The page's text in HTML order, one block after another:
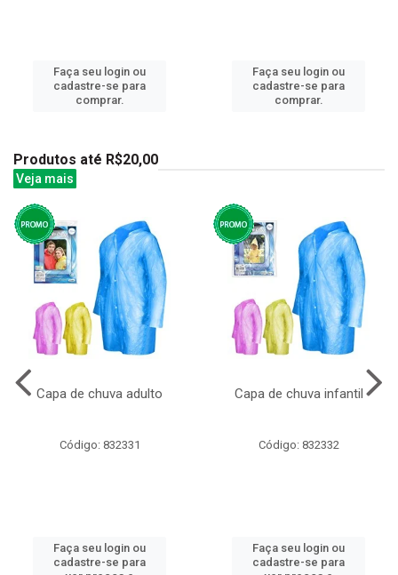
Faça seu login ou
cadastre-se para
comprar.
Faça seu login ou
cadastre-se para
comprar.
Produtos até R$20,00
Veja mais
Capa de chuva adulto
Código: 832331
Faça seu login ou
cadastre-se para
Capa de chuva infantil
Código: 832332
Faça seu login ou
cadastre-se para